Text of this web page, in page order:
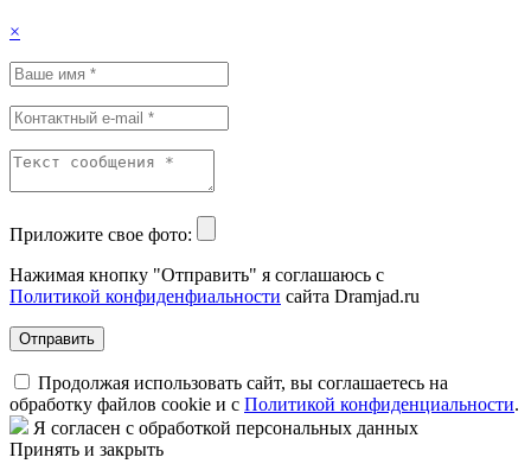
×
Приложите свое фото:
Нажимая кнопку "Отправить" я соглашаюсь с
Политикой конфиденфиальности сайта Dramjad.ru
Отправить
Продолжая использовать сайт, вы соглашаетесь на
обработку файлов cookie и с Политикой конфиденциальности.
Я согласен с обработкой персональных данных
Принять и закрыть